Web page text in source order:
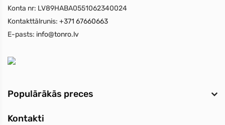
Konta nr: LV89HABA0551062340024
Kontakttālrunis: +371 67660663
E-pasts: info@tonro.lv
Populārākās preces
Kontakti